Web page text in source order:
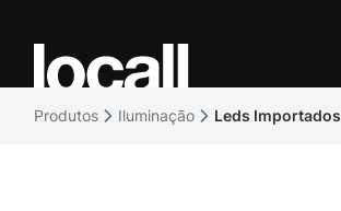
Produtos Iluminação Leds Importados